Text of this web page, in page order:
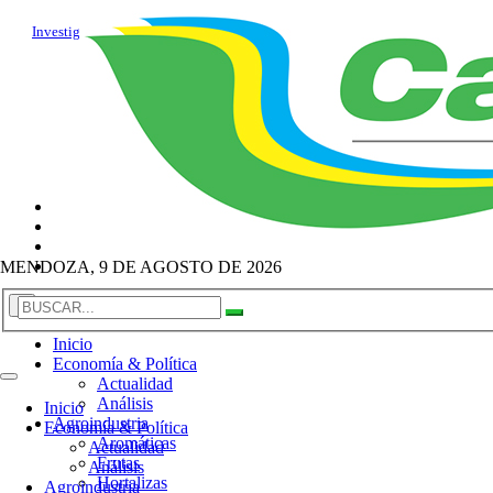
MENDOZA, 9 DE AGOSTO DE 2026
Inicio
Economía & Política
Actualidad
Análisis
Agroindustria
×
Inicio
Economía & Política
Actualidad
Análisis
Agroindustria
Aromáticas
Frutas
Hortalizas
Agroindustria
Ganadería
Investigación